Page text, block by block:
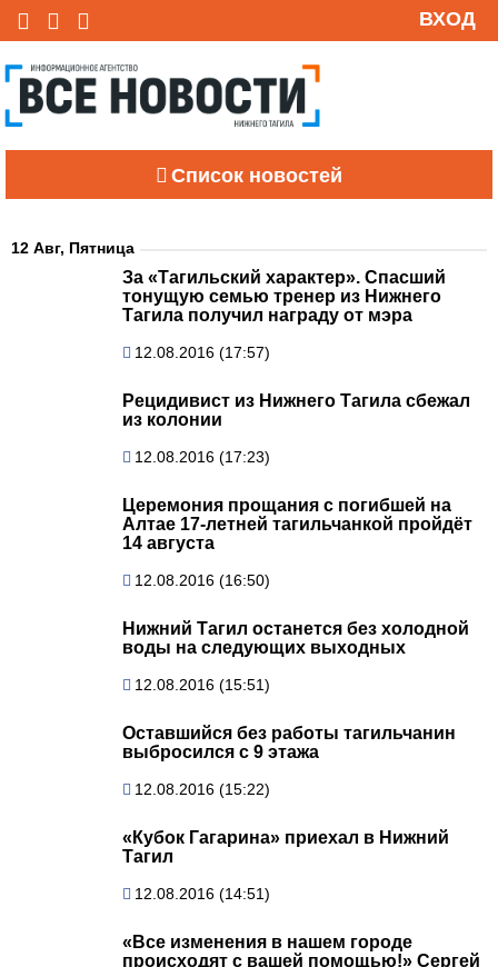
ВХОД
Список новостей
12 Авг, Пятница
За «Тагильский характер». Спасший
тонущую семью тренер из Нижнего
Тагила получил награду от мэра
12.08.2016 (17:57)
Рецидивист из Нижнего Тагила сбежал
из колонии
12.08.2016 (17:23)
Церемония прощания с погибшей на
Алтае 17-летней тагильчанкой пройдёт
14 августа
12.08.2016 (16:50)
Нижний Тагил останется без холодной
воды на следующих выходных
12.08.2016 (15:51)
Оставшийся без работы тагильчанин
выбросился с 9 этажа
12.08.2016 (15:22)
«Кубок Гагарина» приехал в Нижний
Тагил
12.08.2016 (14:51)
«Все изменения в нашем городе
происходят с вашей помощью!» Сергей